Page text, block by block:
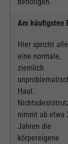
Am häufigsten
Hier spricht
eine normale,
ziemlich
Haut.
nimmt ab etwa
Jahren die
körpereigene